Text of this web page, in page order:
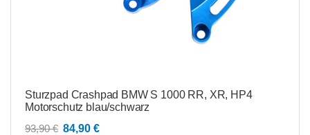
Sturzpad Crashpad BMW S 1000 RR, XR, HP4
Motorschutz blau/schwarz
93,90€ Ursprünglicher
84,90 €Aktueller